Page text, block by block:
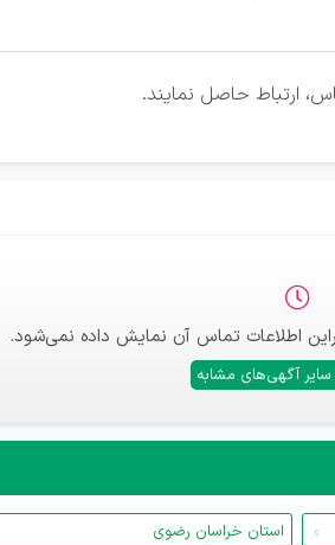
ارتباط حاصل نمایند.
اطلاعات تماس آن نمایش داده نمی‌شود.
آگهی‌های مشابه
استان خراسان رضوی